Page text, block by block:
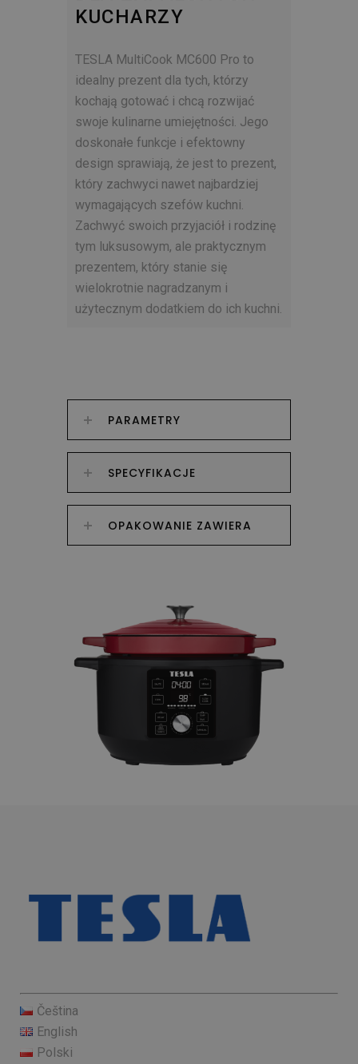
KUCHARZY
TESLA MultiCook MC600 Pro to
idealny prezent dla tych, którzy
kochają gotować i chcą rozwijać
swoje kulinarne umiejętności. Jego
doskonałe funkcje i efektowny
design sprawiają, że jest to prezent,
który zachwyci nawet najbardziej
wymagających szefów kuchni.
Zachwyć swoich przyjaciół i rodzinę
tym luksusowym, ale praktycznym
prezentem, który stanie się
wielokrotnie nagradzanym i
użytecznym dodatkiem do ich kuchni.
PARAMETRY
SPECYFIKACJE
OPAKOWANIE ZAWIERA
Čeština
English
Polski